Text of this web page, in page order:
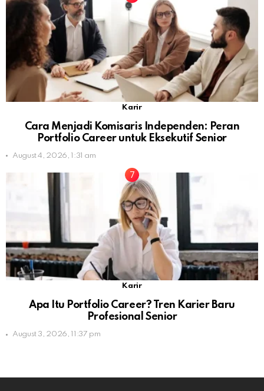
Karir
Cara Menjadi Komisaris Independen: Peran
Portfolio Career untuk Eksekutif Senior
August 4, 2026, 1:31 am
Karir
Apa Itu Portfolio Career? Tren Karier Baru
Profesional Senior
August 3, 2026, 11:37 pm